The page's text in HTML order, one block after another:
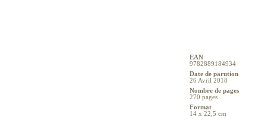
EAN
9782889184934
Date de parution
26 Avril 2018
Nombre de pages
270 pages
Format
14 x 22,5 cm